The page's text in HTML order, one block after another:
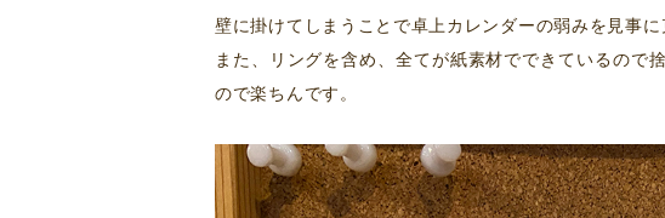
壁に掛けてしまうことで卓上カレンダーの弱みを見事に
また、リングを含め、全てが紙素材でできているので
ので楽ちんです。